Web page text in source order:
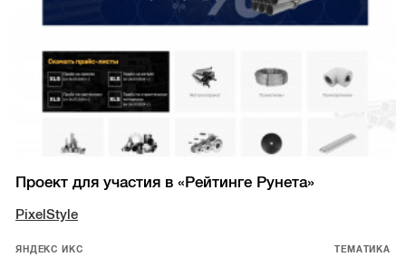
Проект для участия в «Рейтинге Рунета»
PixelStyle
ЯНДЕКС ИКС ТЕМАТИКА